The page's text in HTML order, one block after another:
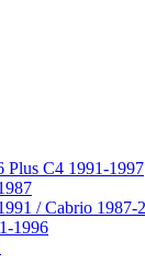
Plus C4 1991-1997
/ Cabrio 1987-
1996